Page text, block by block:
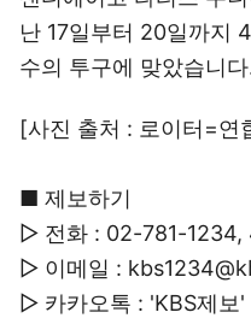
난 17일부터 20일까지
수의 투구에 맞았습니
[사진 출처 : 로이터=연
■ 제보하기
▷ 전화 : 02-781-
▷ 이메일 :
▷ 카카오톡 : 'KBS제보